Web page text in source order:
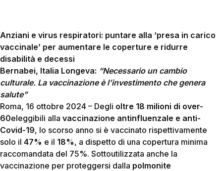
Anziani e virus respiratori: puntare alla ‘presa in carico
vaccinale’ per aumentare le coperture e ridurre
disabilità e decessi
Bernabei, Italia Longeva: “Necessario un cambio
culturale. La vaccinazione è l’investimento che genera
salute”
Roma, 16 ottobre 2024 – Degli oltre 18 milioni di over-
60eleggibili alla vaccinazione antinfluenzale e anti-
Covid-19, lo scorso anno si è vaccinato rispettivamente
solo il 47% e il 18%, a dispetto di una copertura minima
raccomandata del 75%. Sottoutilizzata anche la
vaccinazione per proteggersi dalla polmonite